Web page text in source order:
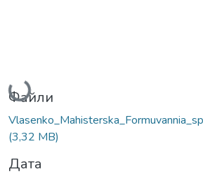
Вантажиться...
Файли
(3,32 MB)
Дата